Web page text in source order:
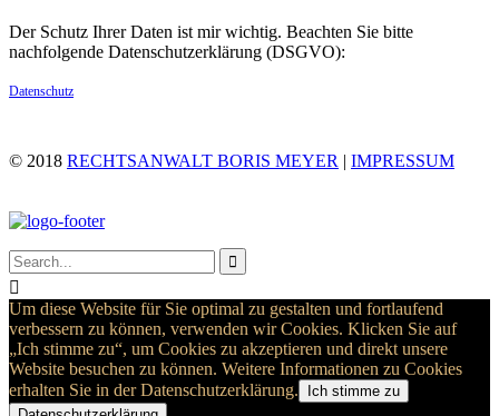
Der Schutz Ihrer Daten ist mir wichtig. Beachten Sie bitte
nachfolgende Datenschutzerklärung (DSGVO):
Datenschutz
© 2018 RECHTSANWALT BORIS MEYER | IMPRESSUM


Um diese Website für Sie optimal zu gestalten und fortlaufend
verbessern zu können, verwenden wir Cookies. Klicken Sie auf
„Ich stimme zu“, um Cookies zu akzeptieren und direkt unsere
Website besuchen zu können. Weitere Informationen zu Cookies
erhalten Sie in der Datenschutzerklärung.
Ich stimme zu